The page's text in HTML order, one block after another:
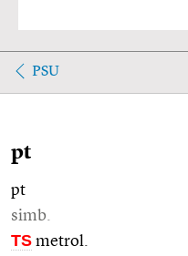
PSU
pt
pt
simb.
TS metrol.